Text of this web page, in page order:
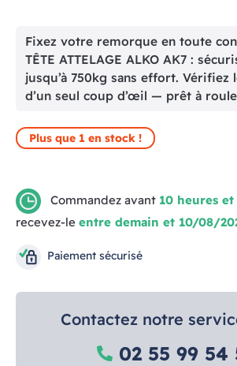
Fixez votre remorque en toute
TÊTE ATTELAGE ALKO AK7 :
jusqu’à 750kg sans effort. Vérifiez
d’un seul coup d’œil — prêt à
Plus que 1 en stock !
Commandez avant 10 heures
recevez-le entre demain et 10/08/
Paiement sécurisé
Contactez notre
02 55 99 54